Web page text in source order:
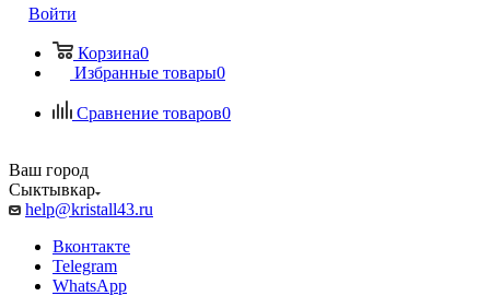
Войти
Корзина0
Избранные товары0
Сравнение товаров0
Ваш город
Сыктывкар
help@kristall43.ru
Вконтакте
Telegram
WhatsApp